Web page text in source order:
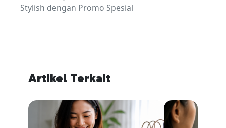
Stylish dengan Promo Spesial
Artikel Terkait